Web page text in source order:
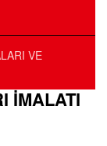
VE
İMALATI